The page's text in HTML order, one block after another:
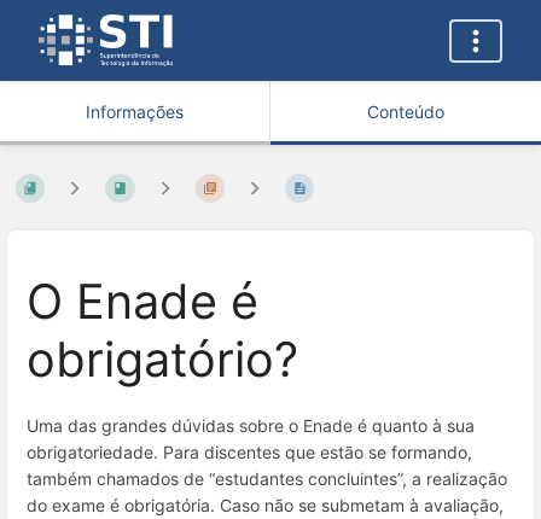
Informações Conteúdo
O Enade é
obrigatório?
Uma das grandes dúvidas sobre o Enade é quanto à sua
obrigatoriedade. Para discentes que estão se formando,
também chamados de “estudantes concluintes”, a realização
do exame é obrigatória. Caso não se submetam à avaliação,